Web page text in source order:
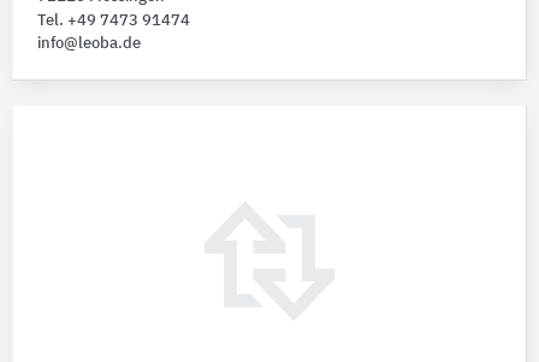
Tel. +49 7473 91474
info@leoba.de